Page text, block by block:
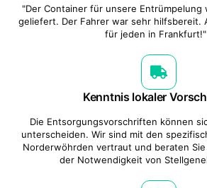
"Der Container für unsere Entrümpelung
geliefert. Der Fahrer war sehr hilfsbereit.
für jeden in
Kenntnis lokaler
Die Entsorgungsvorschriften können
unterscheiden. Wir sind mit den
Norderwöhrden vertraut und beraten
der Notwendigkeit von